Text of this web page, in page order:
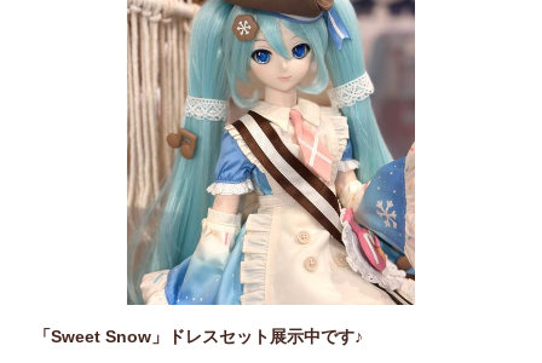
「Sweet Snow」ドレスセット展示中です♪